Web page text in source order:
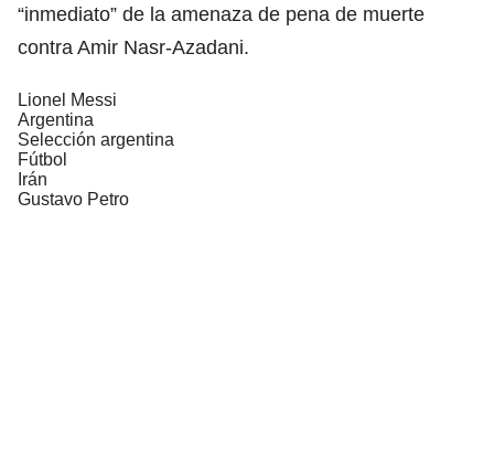
“inmediato” de la amenaza de pena de muerte
contra Amir Nasr-Azadani.
Lionel Messi
Argentina
Selección argentina
Fútbol
Irán
Gustavo Petro